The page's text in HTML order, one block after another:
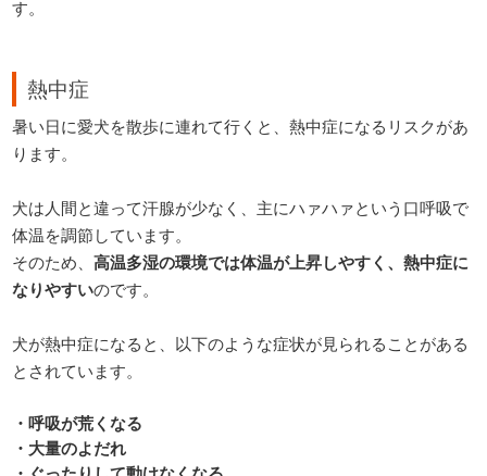
す。
熱中症
暑い日に愛犬を散歩に連れて行くと、熱中症になるリスクがあ
ります。
犬は人間と違って汗腺が少なく、主にハァハァという口呼吸で
体温を調節しています。
そのため、高温多湿の環境では体温が上昇しやすく、熱中症に
なりやすいのです。
犬が熱中症になると、以下のような症状が見られることがある
とされています。
・呼吸が荒くなる
・大量のよだれ